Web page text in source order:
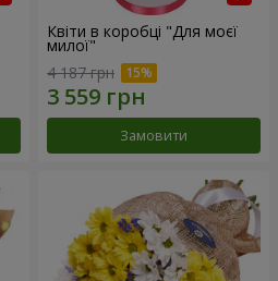
Квіти в коробці "Для моєї
милої"
4 187 грн
Замовити